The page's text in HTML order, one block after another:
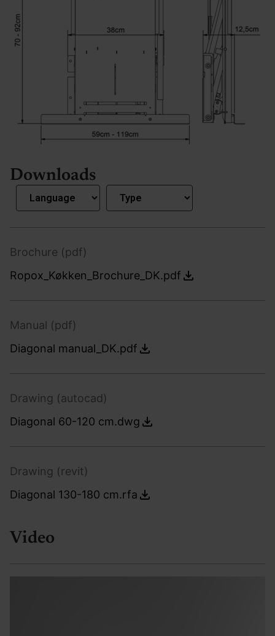
Downloads
Brochure (pdf)
Ropox_Køkken_Brochure_DK.pdf
Manual (pdf)
Diagonal manual_DK.pdf
Drawing (autocad)
Diagonal 60-120 cm.dwg
Drawing (revit)
Diagonal 130-180 cm.rfa
Video